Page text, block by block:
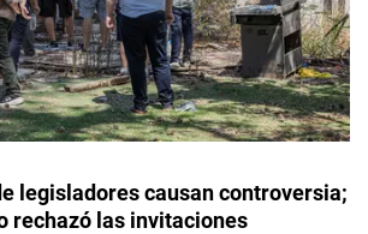
legisladores causan controversia;
rechazó las invitaciones